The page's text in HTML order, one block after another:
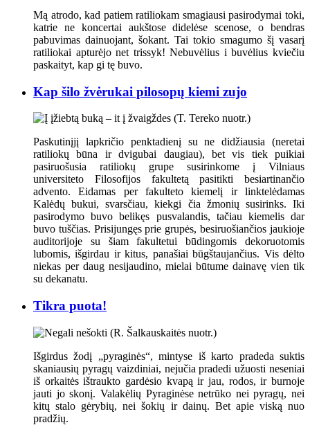
Mą atrodo, kad patiem ratiliokam smagiausi pasirodymai toki,
katrie ne koncertai aukštose didelėse scenose, o bendras
pabuvimas dainuojant, šokant. Tai tokio smagumo šį vasarį
ratiliokai apturėjo net trissyk! Nebuvėlius i buvėlius kviečiu
paskaityt, kap gi tę buvo.
Kap šilo žvėrukai pilosopų kiemi zujo
Paskutinįjį lapkričio penktadienį su ne didžiausia (neretai
ratiliokų būna ir dvigubai daugiau), bet vis tiek puikiai
pasiruošusia ratiliokų grupe susirinkome į Vilniaus
universiteto Filosofijos fakultetą pasitikti besiartinančio
advento. Eidamas per fakulteto kiemelį ir linktelėdamas
Kalėdų bukui, svarsčiau, kiekgi čia žmonių susirinks. Iki
pasirodymo buvo belikęs pusvalandis, tačiau kiemelis dar
buvo tuščias. Prisijungęs prie grupės, besiruošiančios jaukioje
auditorijoje su šiam fakultetui būdingomis dekoruotomis
lubomis, išgirdau ir kitus, panašiai būgštaujančius. Vis dėlto
niekas per daug nesijaudino, mielai būtume dainavę vien tik
su dekanatu.
Tikra puota!
Išgirdus žodį „pyraginės“, mintyse iš karto pradeda suktis
skaniausių pyragų vaizdiniai, nejučia pradedi užuosti neseniai
iš orkaitės ištraukto gardėsio kvapą ir jau, rodos, ir burnoje
jauti jo skonį. Valakėlių Pyraginėse netrūko nei pyragų, nei
kitų stalo gėrybių, nei šokių ir dainų. Bet apie viską nuo
pradžių.